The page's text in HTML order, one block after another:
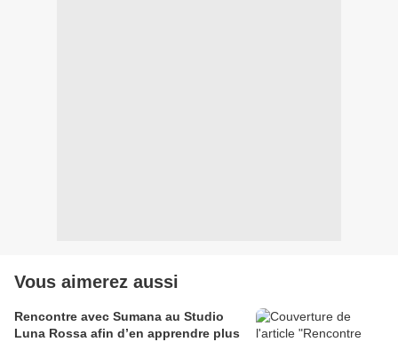
Vous aimerez aussi
Rencontre avec Sumana au Studio
Luna Rossa afin d’en apprendre plus